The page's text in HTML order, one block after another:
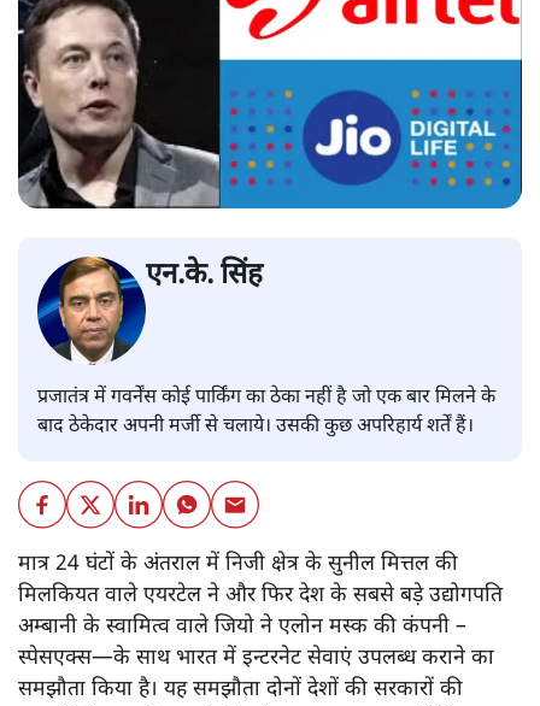
एन.के. सिंह
प्रजातंत्र में गवर्नेंस कोई पार्किंग का ठेका नहीं है जो एक बार मिलने के
बाद ठेकेदार अपनी मर्जी से चलाये। उसकी कुछ अपरिहार्य शर्तें हैं।
मात्र 24 घंटों के अंतराल में निजी क्षेत्र के सुनील मित्तल की
मिलकियत वाले एयरटेल ने और फिर देश के सबसे बड़े उद्योगपति
अम्बानी के स्वामित्व वाले जियो ने एलोन मस्क की कंपनी –
स्पेसएक्स—के साथ भारत में इन्टरनेट सेवाएं उपलब्ध कराने का
समझौता किया है। यह समझौता दोनों देशों की सरकारों की